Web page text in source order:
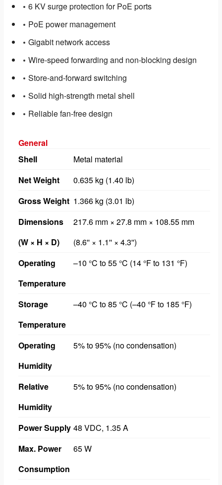
6 KV surge protection for PoE ports
PoE power management
Gigabit network access
Wire-speed forwarding and non-blocking design
Store-and-forward switching
Solid high-strength metal shell
Reliable fan-free design
General
Shell
Metal material
Net Weight
0.635 kg (1.40 lb)
Gross Weight 1.366 kg (3.01 lb)
Dimensions
(W × H × D)
217.6 mm × 27.8 mm × 108.55 mm
(8.6'' × 1.1'' × 4.3'')
Operating
Temperature
–10 °C to 55 °C (14 °F to 131 °F)
Storage
Temperature
–40 °C to 85 °C (–40 °F to 185 °F)
Operating
Humidity
5% to 95% (no condensation)
Relative
Humidity
5% to 95% (no condensation)
Power Supply 48 VDC, 1.35 A
Max. Power
Consumption
65 W